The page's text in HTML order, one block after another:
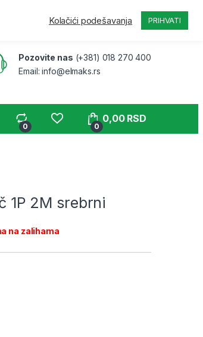
Moj nalog
Pozovite nas (+381) 018 270 400
Email: info@elmaks.rs
0 0
0,00 RSD
1P 2M srebrni
na zalihama
Kolačići podešavanja PRIHVATI